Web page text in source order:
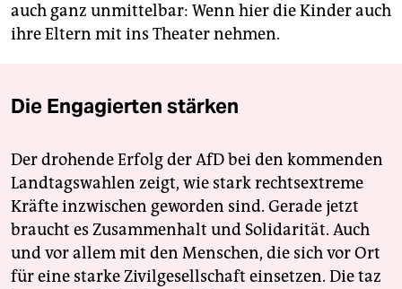
auch ganz unmittelbar: Wenn hier die Kinder auch
ihre Eltern mit ins Theater nehmen.
Die Engagierten stärken
Der drohende Erfolg der AfD bei den kommenden
Landtagswahlen zeigt, wie stark rechtsextreme
Kräfte inzwischen geworden sind. Gerade jetzt
braucht es Zusammenhalt und Solidarität. Auch
und vor allem mit den Menschen, die sich vor Ort
für eine starke Zivilgesellschaft einsetzen. Die taz